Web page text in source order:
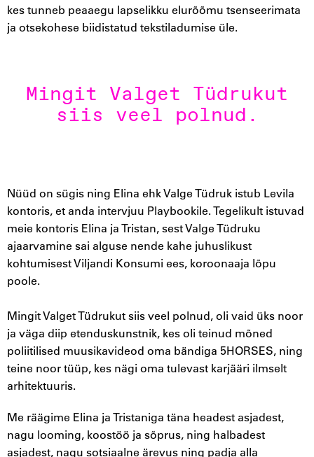
kes tunneb peaaegu lapselikku elurõõmu tsenseerimata
ja otsekohese biidistatud tekstiladumise üle.
Mingit Valget Tüdrukut
siis veel polnud.
Nüüd on sügis ning Elina ehk Valge Tüdruk istub Levila
kontoris, et anda intervjuu Playbookile. Tegelikult istuvad
meie kontoris Elina ja Tristan, sest Valge Tüdruku
ajaarvamine sai alguse nende kahe juhuslikust
kohtumisest Viljandi Konsumi ees, koroonaaja lõpu
poole.
Mingit Valget Tüdrukut siis veel polnud, oli vaid üks noor
ja väga diip etenduskunstnik, kes oli teinud mõned
poliitilised muusikavideod oma bändiga 5HORSES, ning
teine noor tüüp, kes nägi oma tulevast karjääri ilmselt
arhitektuuris.
Me räägime Elina ja Tristaniga täna headest asjadest,
nagu looming, koostöö ja sõprus, ning halbadest
asjadest, nagu sotsiaalne ärevus ning padja alla